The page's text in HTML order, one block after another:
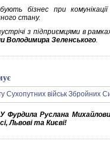
бізнес при
стану.
з підприємцями в
Володимира Зеленського.
Фурдила Руслана
Львові та Києві!